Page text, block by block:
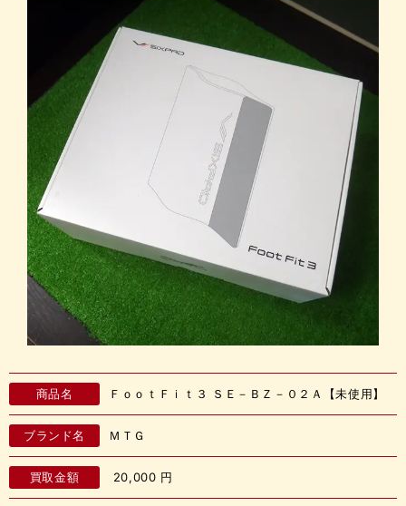
商品名 ＦｏｏｔＦｉｔ３ ＳＥ－ＢＺ－０２Ａ【未使用】
ブランド名 ＭＴＧ
買取金額 20,000 円